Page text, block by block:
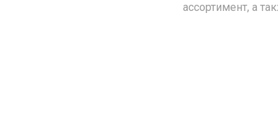
ассортимент, а